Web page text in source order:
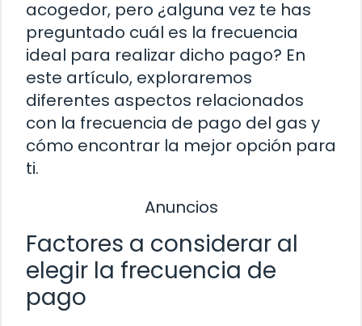
acogedor, pero ¿alguna vez te has
preguntado cuál es la frecuencia
ideal para realizar dicho pago? En
este artículo, exploraremos
diferentes aspectos relacionados
con la frecuencia de pago del gas y
cómo encontrar la mejor opción para
ti.
Anuncios
Factores a considerar al
elegir la frecuencia de
pago